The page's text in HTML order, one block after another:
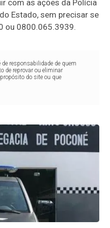
com as ações da Polícia
Estado, sem precisar se
ou 0800.065.3939.
responsabilidade de quem
de reprovar ou eliminar
do site ou que